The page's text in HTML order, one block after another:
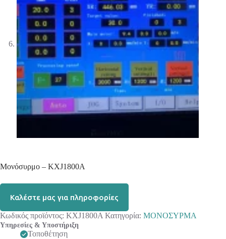
Μονόσυρμο – KXJ1800A
Καλέστε μας για πληροφορίες
Κωδικός προϊόντος: KXJ1800A Κατηγορία: ΜΟΝΟΣΥΡΜΑ
Υπηρεσίες & Υποστήριξη
Τοποθέτηση